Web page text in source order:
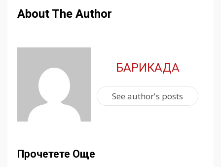
About The Author
БАРИКАДА
See author's posts
Прочетете Още